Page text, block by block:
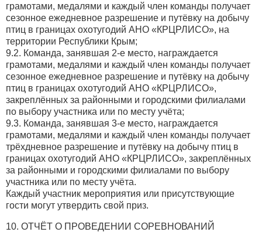
грамотами, медалями и каждый член команды получает
сезонное ежедневное разрешение и путёвку на добычу
птиц в границах охотугодий АНО «КРЦРЛИСО», на
территории Республики Крым;
9.2. Команда, занявшая 2-е место, награждается
грамотами, медалями и каждый член команды получает
сезонное ежедневное разрешение и путёвку на добычу
птиц в границах охотугодий АНО «КРЦРЛИСО»,
закреплённых за районными и городскими филиалами
по выбору участника или по месту учёта;
9.3. Команда, занявшая 3-е место, награждается
грамотами, медалями и каждый член команды получает
трёхдневное разрешение и путёвку на добычу птиц в
границах охотугодий АНО «КРЦРЛИСО», закреплённых
за районными и городскими филиалами по выбору
участника или по месту учёта.
Каждый участник мероприятия или присутствующие
гости могут утвердить свой приз.
10. ОТЧЁТ О ПРОВЕДЕНИИ СОРЕВНОВАНИЙ